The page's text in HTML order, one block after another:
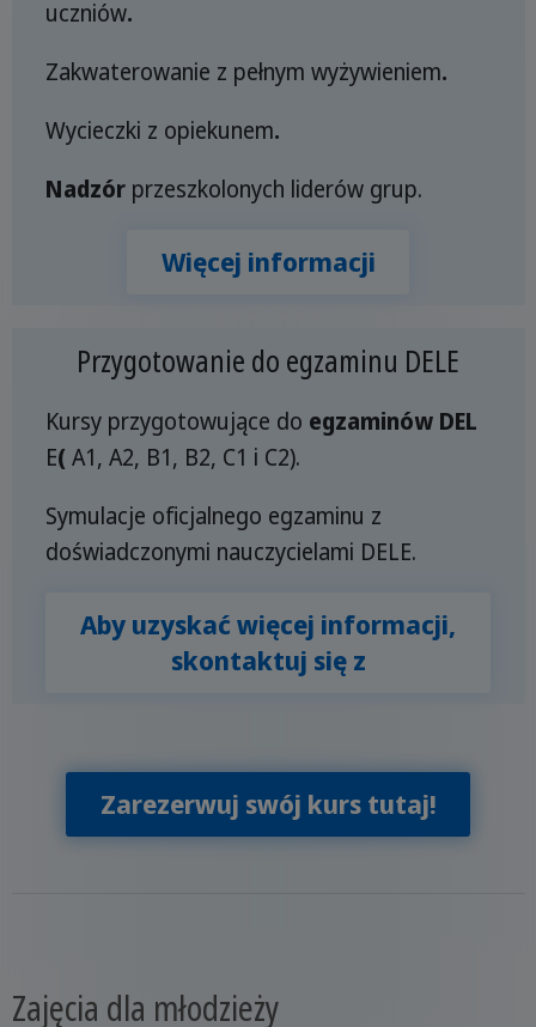
uczniów.
Zakwaterowanie z pełnym wyżywieniem.
Wycieczki z opiekunem.
Nadzór przeszkolonych liderów grup.
Więcej informacji
Przygotowanie do egzaminu DELE
Kursy przygotowujące do egzaminów DEL
E( A1, A2, B1, B2, C1 i C2).
Symulacje oficjalnego egzaminu z
doświadczonymi nauczycielami DELE.
Aby uzyskać więcej informacji,
skontaktuj się z
Zarezerwuj swój kurs tutaj!
Zajęcia dla młodzieży